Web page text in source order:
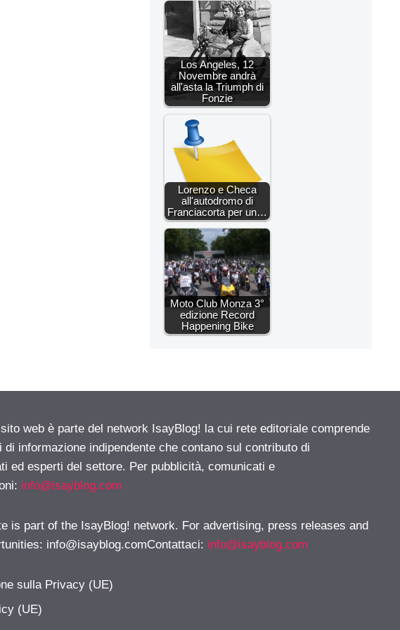
Los Angeles, 12
Novembre andrà
all'asta la Triumph di
Fonzie
Lorenzo e Checa
all'autodromo di
Franciacorta per un…
Moto Club Monza 3°
edizione Record
Happening Bike
web è parte del network IsayBlog! la cui rete editoriale comprende
di informazione indipendente che contano sul contributo di
ed esperti del settore. Per pubblicità, comunicati e
info@isayblog.com
is part of the IsayBlog! network. For advertising, press releases and
info@isayblog.comContattaci: info@isayblog.com
sulla Privacy (UE)
(UE)